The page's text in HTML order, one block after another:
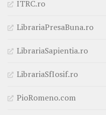
ITRC.ro
LibrariaPresaBuna.ro
LibrariaSapientia.ro
LibrariaSfIosif.ro
PioRomeno.com